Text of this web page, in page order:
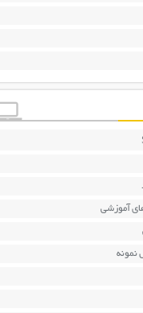
آموزشی